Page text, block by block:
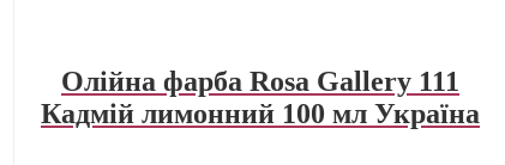
Олійна фарба Rosa Gallery 111
Кадмій лимонний 100 мл Україна